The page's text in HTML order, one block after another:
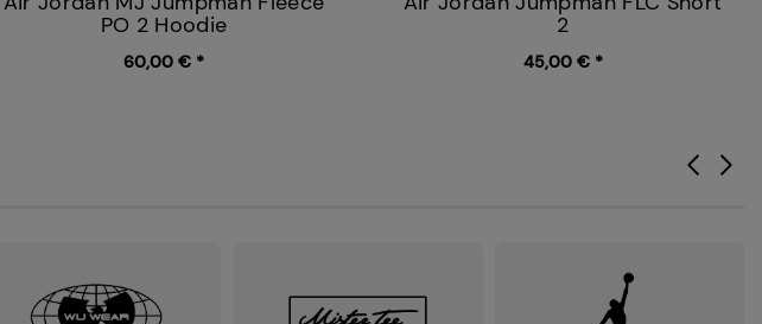
PO 2 Hoodie
60,00 € *
2
45,00 € *